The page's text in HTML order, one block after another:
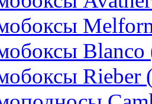
Blanco
Rieber